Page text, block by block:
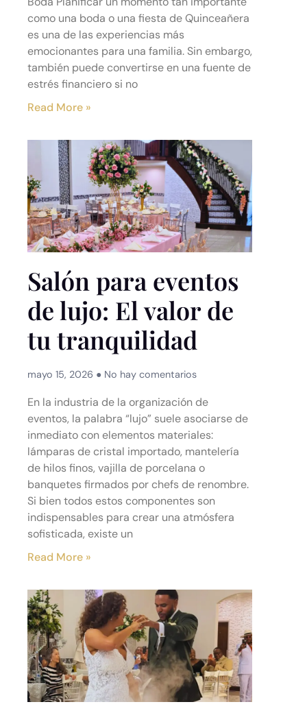
como una boda o una fiesta de Quinceañera
es una de las experiencias más
emocionantes para una familia. Sin embargo,
también puede convertirse en una fuente de
estrés financiero si no
Read More »
Salón para eventos
de lujo: El valor de
tu tranquilidad
mayo 15, 2026 No hay comentarios
En la industria de la organización de
eventos, la palabra “lujo” suele asociarse de
inmediato con elementos materiales:
lámparas de cristal importado, mantelería
de hilos finos, vajilla de porcelana o
banquetes firmados por chefs de renombre.
Si bien todos estos componentes son
indispensables para crear una atmósfera
sofisticada, existe un
Read More »